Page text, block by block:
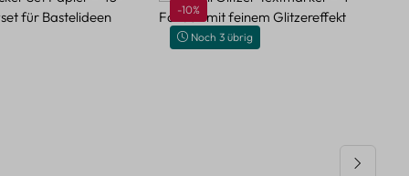
Rabatt
-10%
Noch 3 übrig